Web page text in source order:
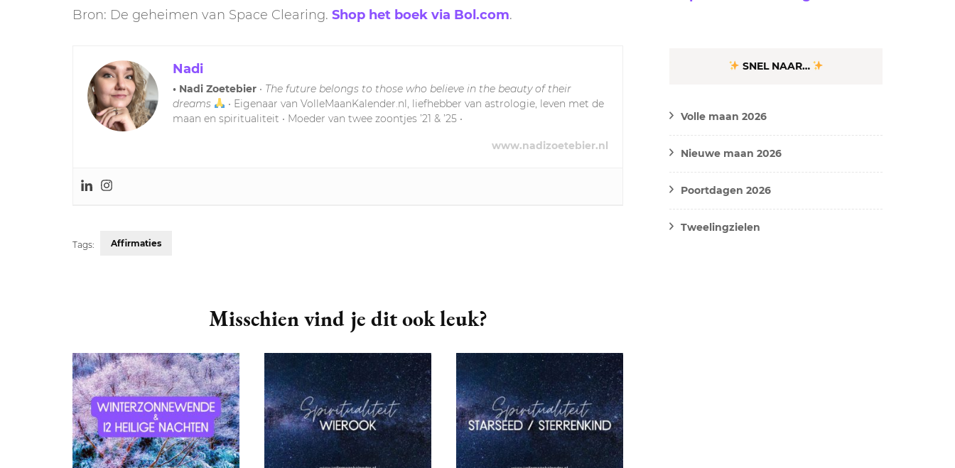
Bron: De geheimen van Space Clearing. Shop het boek via Bol.com.
Nadi
• Nadi Zoetebier • The future belongs to those who believe in the beauty of their
dreams
• Eigenaar van VolleMaanKalender.nl, liefhebber van astrologie, leven met de
maan en spiritualiteit • Moeder van twee zoontjes ’21 & ’25 •
www.nadizoetebier.nl
Tags: Affirmaties
Misschien vind je dit ook leuk?
SNEL NAAR…
Volle maan 2026
Nieuwe maan 2026
Poortdagen 2026
Tweelingzielen